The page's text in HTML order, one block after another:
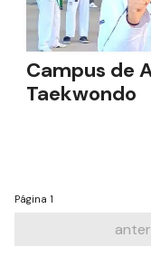
Campus de
Taekwondo
Página 1